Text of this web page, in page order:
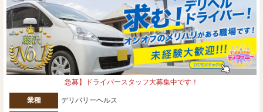
急募】ドライバースタッフ大募集中です！
業種 デリバリーヘルス